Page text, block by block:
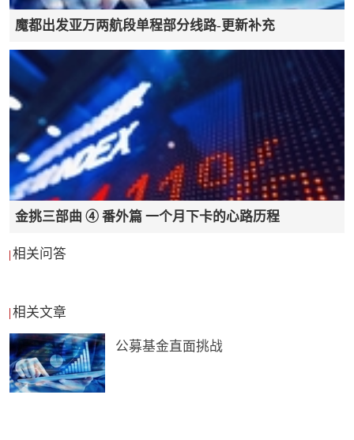
... rs/memberextend2020 ）
而且IHG会员的积分有效期也将延保一年，积分在
今年年底前都不会过期，但是为避免明年积分过
期，或者说为了安慰一下自己。疫情过后大家一定
要好好住几晚（顺手帮IHG创造一下收益，毕竟集
团难处想必也是不小的。集团多一分收益，会员多
一份优异）
针对2019年1月1日至6月31日加入的洲际大使计划
的大中华区会员，也延长了半年的会员权限，周末
了100美金？
最后洲际的会员有效期限延长计划，无需联系会员
中心，系统会在2月29日自动为大家续期，以2月17
魔都出发亚万两航段单程部分线路-更新补充
金挑三部曲 ④ 番外篇 一个月下卡的心路历程
相关问答
相关文章
公募基金直面挑战